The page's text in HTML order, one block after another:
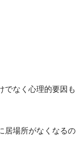
でなく心理的要因も
居場所がなくなるの